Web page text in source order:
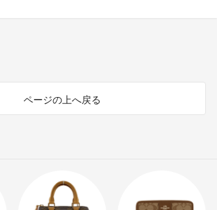
ページの上へ戻る